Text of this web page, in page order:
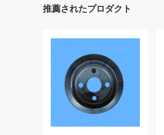
推薦されたプロダクト